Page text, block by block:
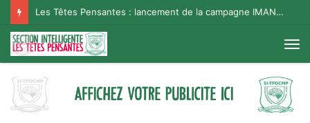
Les Têtes Pensantes : lancement de la campagne IMANA na BISO, Supporter Telema